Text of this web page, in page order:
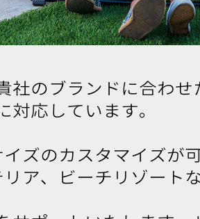
のブランドに合わせ
応しています。
ズのカスタマイズが
ア、ビーチリゾート